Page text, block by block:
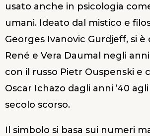
usato anche in psicologia
umani. Ideato dal mistico e
Georges Ivanovic Gurdjeff, si è
René e Vera Daumal negli
con il russo Pietr Ouspenski e
Oscar Ichazo dagli anni ’40 agli
secolo scorso.
Il simbolo si basa sui numeri